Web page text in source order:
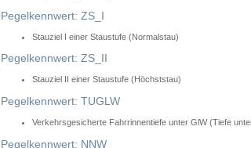
Pegelkennwert: ZS_I
Stauziel I einer Staustufe (Normalstau)
Pegelkennwert: ZS_II
Stauziel II einer Staustufe (Höchststau)
Pegelkennwert: TUGLW
Verkehrsgesicherte Fahrrinnentiefe unter GlW (Tiefe
Pegelkennwert: NNW